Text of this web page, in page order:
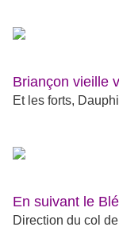
Briançon vieille
Et les forts,
En suivant le
Direction du col